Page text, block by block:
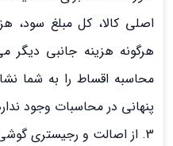
اصلی کالا، کل مبلغ سود،
هرگونه هزینه جانبی دیگر
محاسبه اقساط را به شما
پنهانی در محاسبات وجود
3. از اصالت و رجیستری گوشی مطمئن شوید